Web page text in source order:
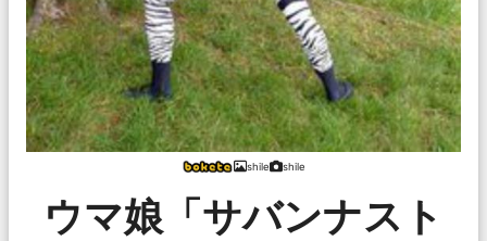
shile shile
ウマ娘「サバンナスト